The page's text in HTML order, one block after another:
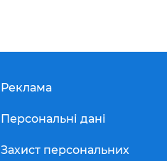
Реклама
Персональні дані
Захист персональних